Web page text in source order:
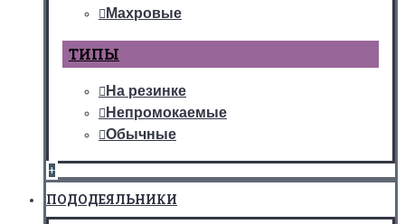
Махровые
ТИПЫ
На резинке
Непромокаемые
Обычные
+
ПОДОДЕЯЛЬНИКИ